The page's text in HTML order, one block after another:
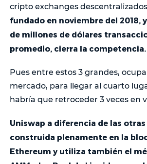
cripto exchanges
fundado en noviembre del 2018,
de millones de dólares
promedio, cierra la competencia.
Pues entre estos 3 grandes,
mercado, para llegar al cuarto
habría que retroceder 3 veces en
Uniswap a diferencia de las otras
construida plenamente en la
Ethereum y utiliza también el